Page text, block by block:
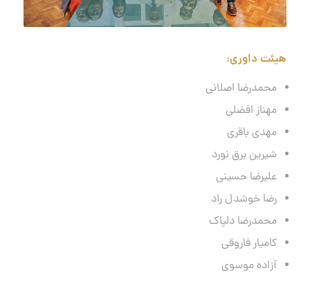
هیئت داوری:
محمدرضا اصلانی
مهناز افضلی
مهدی باقری
شیرین برق نورد
علیرضا حسینی
رضا خوشدل راد
محمدرضا دلپاک
کامیار فاروقی
آزاده موسوی